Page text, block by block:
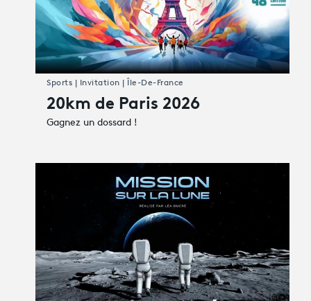
20km de Paris 2026
Gagnez un dossard !
Sports | Invitation | Île-De-France